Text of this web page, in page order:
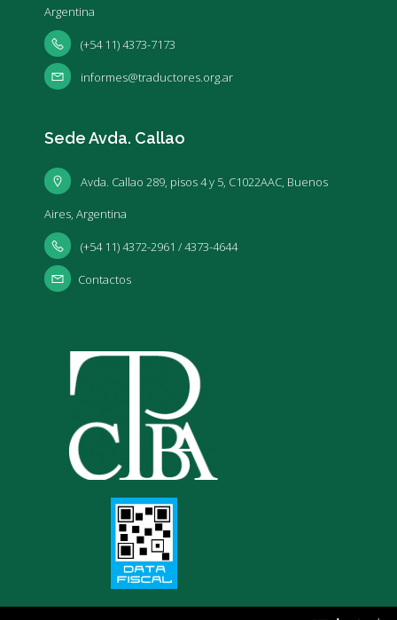
Argentina
(+54 11) 4373-7173
informes@traductores.org.ar
Sede Avda. Callao
Avda. Callao 289, pisos 4 y 5, C1022AAC, Buenos
Aires, Argentina
(+54 11) 4372-2961 / 4373-4644
Contactos